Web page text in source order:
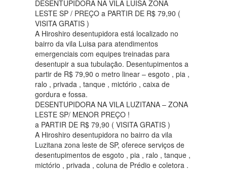
DESENTUPIDORA NA VILA LUISA ZONA
LESTE SP / PREÇO a PARTIR DE R$ 79,90 (
VISITA GRATIS )
A Hiroshiro desentupidora está localizado no
bairro da vila Luisa para atendimentos
emergenciais com equipes treinadas para
desentupir a sua tubulação. Desentupimentos a
partir de R$ 79,90 o metro linear – esgoto , pia ,
ralo , privada , tanque , mictório , caixa de
gordura e fossa.
DESENTUPIDORA NA VILA LUZITANA – ZONA
LESTE SP/ MENOR PREÇO !
a PARTIR DE R$ 79,90 ( VISITA GRATIS )
A Hiroshiro desentupidora no bairro da vila
Luzitana zona leste de SP, oferece serviços de
desentupimentos de esgoto , pia , ralo , tanque ,
mictório , privada , coluna de Prédio e coletora .